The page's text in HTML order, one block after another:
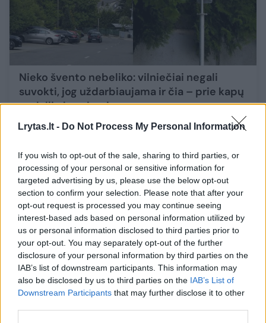
Lrytas.lt - Do Not Process My Personal Information
If you wish to opt-out of the sale, sharing to third parties, or
processing of your personal or sensitive information for
targeted advertising by us, please use the below opt-out
section to confirm your selection. Please note that after your
opt-out request is processed you may continue seeing
interest-based ads based on personal information utilized by
us or personal information disclosed to third parties prior to
your opt-out. You may separately opt-out of the further
disclosure of your personal information by third parties on the
IAB’s list of downstream participants. This information may
also be disclosed by us to third parties on the IAB’s List of
Downstream Participants that may further disclose it to other
Nieko švento nebeliko: vilniečiai negali
suvokti, jog uždarbiaujama ir čia – prie kapų
apdalijo baudomis
Auto 2022-05-29